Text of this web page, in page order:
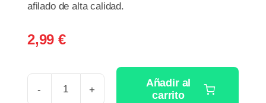
afilado de alta calidad.
2,99 €
Añadir al
carrito